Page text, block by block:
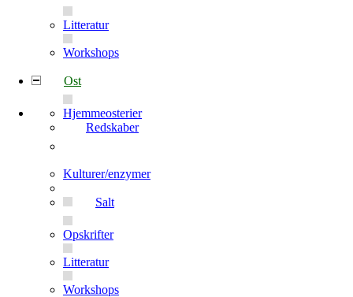
Litteratur
Workshops
Ost
Hjemmeosterier
Redskaber
Kulturer/enzymer
Salt
Opskrifter
Litteratur
Workshops